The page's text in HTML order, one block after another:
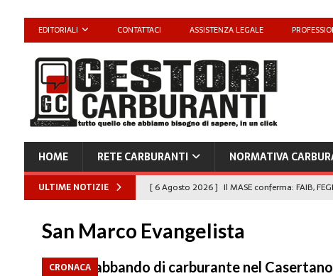
EDITORIALI CONTATTACI ASSISTENZA LEGALE
HOME RETE CARBURANTI NORMATIVA
ULTIME NOTIZIE [ 6 Agosto 2026 ] Il MASE conferma: FAIB,
[ 6 Agosto 2026 ] “Da ‘Qui ci puoi fare anche
Enilive diventa nazionale”
EDITORIALI
San Marco Evangelista
CRONACA
Contrabbando di carburante nel